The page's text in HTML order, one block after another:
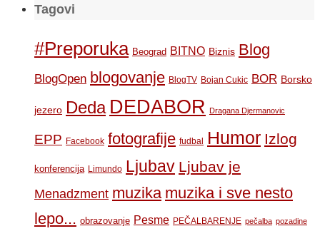
Tagovi
#Preporuka Beograd BITNO Biznis Blog
BlogOpen blogovanje BlogTV Bojan Cukic BOR Borsko
jezero Deda DEDABOR Dragana Djermanovic
EPP Facebook fotografije fudbal Humor Izlog
konferencija Limundo Ljubav Ljubav je
Menadzment muzika muzika i sve nesto
lepo... obrazovanje Pesme PEČALBARENJE pečalba pozadine